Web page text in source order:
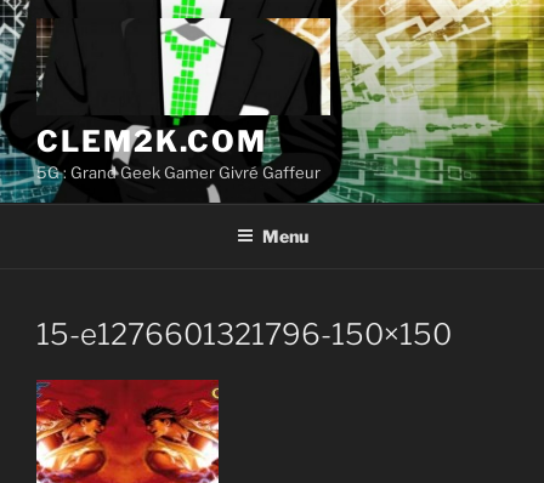
Aller
au
contenu
principal
CLEM2K.COM
5G : Grand Geek Gamer Givré Gaffeur
Menu
15-e1276601321796-150×150